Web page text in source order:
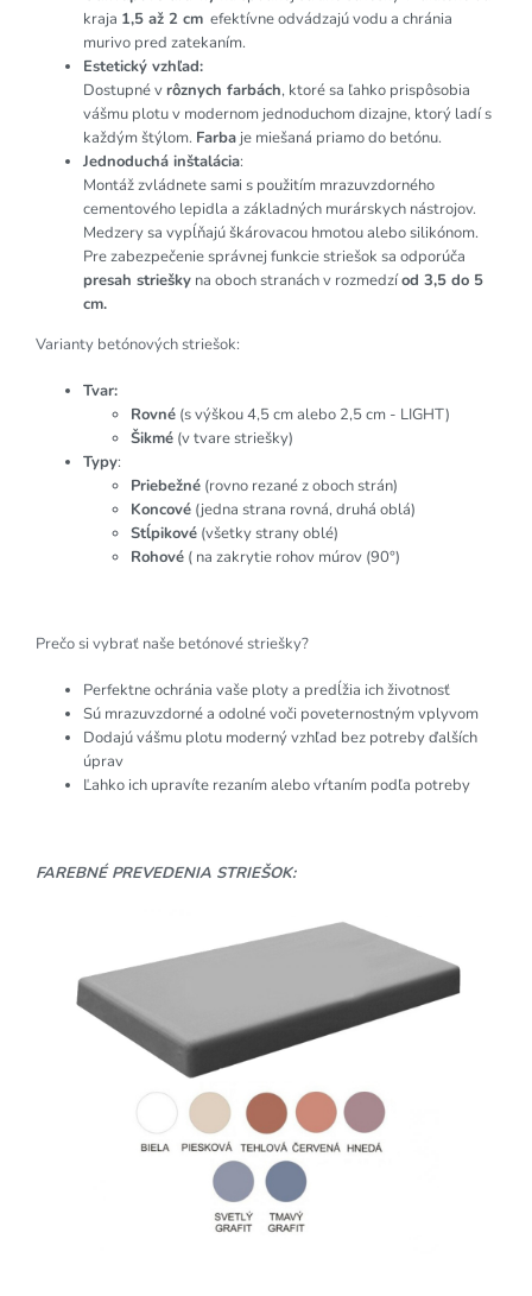
kraja 1,5 až 2 cm efektívne odvádzajú vodu a chránia
murivo pred zatekaním.
Estetický vzhľad:
Dostupné vrôznych farbách, ktoré sa ľahko prispôsobia
vášmu plotu v modernom jednoduchom dizajne, ktorý ladí s
každým štýlom. Farba je miešaná priamo do betónu.
Jednoduchá inštalácia:
Montáž zvládnete sami s použitím mrazuvzdorného
cementového lepidla a základných murárskych nástrojov.
Medzery sa vypĺňajú škárovacou hmotou alebo silikónom.
Pre zabezpečenie správnej funkcie striešok sa odporúča
presah striešky na oboch stranách v rozmedzíod 3,5 do 5
cm.
Varianty betónových striešok:
Tvar:
Rovné (s výškou 4,5 cm alebo 2,5 cm - LIGHT)
Šikmé (v tvare striešky)
Typy:
Priebežné (rovno rezané z oboch strán)
Koncové (jedna strana rovná, druhá oblá)
Stĺpikové (všetky strany oblé)
Rohové ( na zakrytie rohov múrov (90°)
Prečo si vybrať naše betónové striešky?
Perfektne ochránia vaše ploty a predĺžia ich životnosť
Sú mrazuvzdorné a odolné voči poveternostným vplyvom
Dodajú vášmu plotu moderný vzhľad bez potreby ďalších
úprav
Ľahko ich upravíte rezaním alebo vŕtaním podľa potreby
FAREBNÉ PREVEDENIA STRIEŠOK: